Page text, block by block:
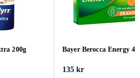
200g Bayer Berocca Energy 45
135 kr